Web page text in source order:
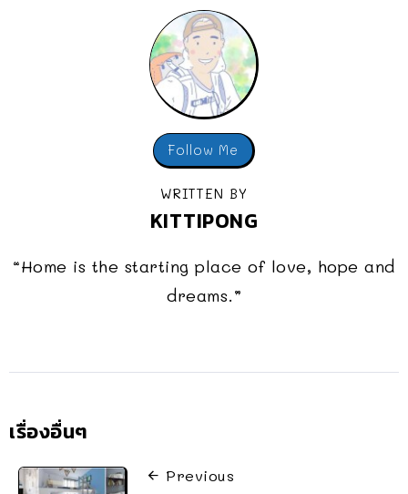
Follow Me
WRITTEN BY
KITTIPONG
“Home is the starting place of love, hope and
dreams.”
เรื่องอื่นๆ
Previous